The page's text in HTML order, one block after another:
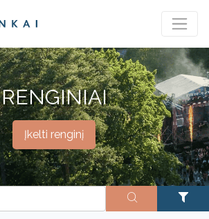
RENGINIAI
Įkelti renginį